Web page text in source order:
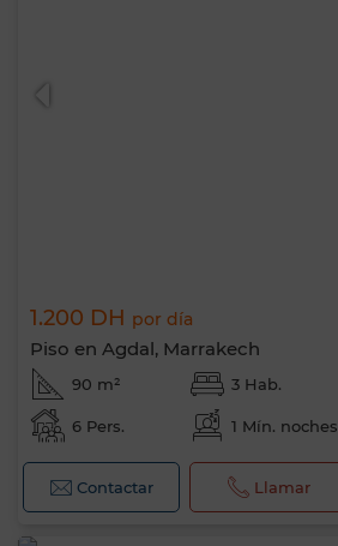
1.200 DH por día
Piso en Agdal, Marrakech
90 m² 3 Hab.
6 Pers. 1 Mín. noches
Contactar Llamar